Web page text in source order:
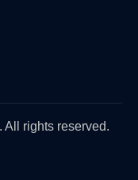
rights reserved.